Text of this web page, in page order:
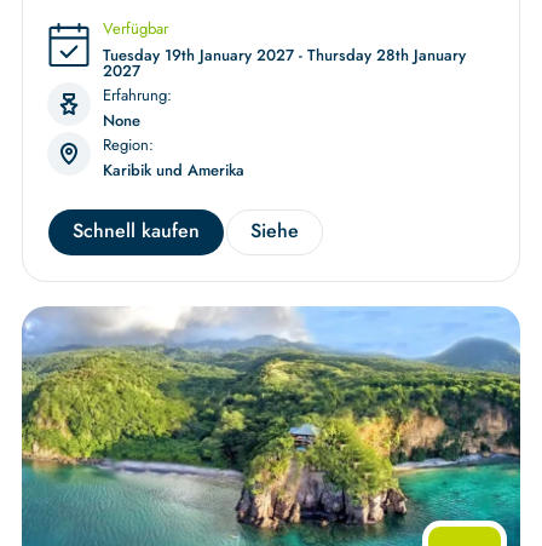
Verfügbar
Tuesday 19th January 2027 - Thursday 28th January
2027
Erfahrung:
None
Region:
Karibik und Amerika
Schnell kaufen Siehe